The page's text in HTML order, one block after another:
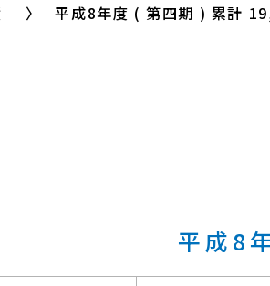
平成8年度 ( 第四期 ) 累計
平成8